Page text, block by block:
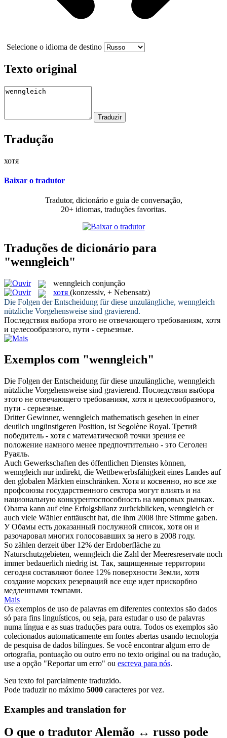
Selecione o idioma de destino
Texto original
Tradução
хотя
Baixar o tradutor
Tradutor, dicionário e guia de conversação,
20+ idiomas, traduções favoritas.
Traduções de dicionário para
"wenngleich"
wenngleich conjunção
хотя (konzessiv, + Nebensatz)
Die Folgen der Entscheidung für diese unzulängliche, wenngleich
nützliche Vorgehensweise sind gravierend.
Последствия выбора этого не отвечающего требованиям, хотя
и целесообразного, пути - серьезные.
Exemplos com "wenngleich"
Die Folgen der Entscheidung für diese unzulängliche, wenngleich
nützliche Vorgehensweise sind gravierend. Последствия выбора
этого не отвечающего требованиям, хотя и целесообразного,
пути - серьезные.
Dritter Gewinner, wenngleich mathematisch gesehen in einer
deutlich ungünstigeren Position, ist Segolène Royal. Третий
победитель - хотя с математической точки зрения ее
положение намного менее предпочтительно - это Сеголен
Руаяль.
Auch Gewerkschaften des öffentlichen Dienstes können,
wenngleich nur indirekt, die Wettbewerbsfähigkeit eines Landes auf
den globalen Märkten einschränken. Хотя и косвенно, но все же
профсоюзы государственного сектора могут влиять и на
национальную конкурентоспособность на мировых рынках.
Obama kann auf eine Erfolgsbilanz zurückblicken, wenngleich er
auch viele Wähler enttäuscht hat, die ihm 2008 ihre Stimme gaben.
У Обамы есть доказанный послужной список, хотя он и
разочаровал многих голосовавших за него в 2008 году.
So zählen derzeit über 12% der Erdoberfläche zu
Naturschutzgebieten, wenngleich die Zahl der Meeresreservate noch
immer bedauerlich niedrig ist. Так, защищенные территории
сегодня составляют более 12% поверхности Земли, хотя
создание морских резерваций все еще идет прискорбно
медленными темпами.
Mais
Os exemplos de uso de palavras em diferentes contextos são dados
só para fins linguísticos, ou seja, para estudar o uso de palavras
numa língua e as suas traduções para outra. Todos os exemplos são
colecionados automaticamente em fontes abertas usando tecnologia
de pesquisa de dados bilíngues. Se você encontrar algum erro de
ortografia, pontuação ou outro erro no texto original ou na tradução,
use a opção "Reportar um erro" ou escreva para nós.
Seu texto foi parcialmente traduzido.
Pode traduzir no máximo 5000 caracteres por vez.
Examples and translation for
O que o tradutor Alemão ↔ russo pode